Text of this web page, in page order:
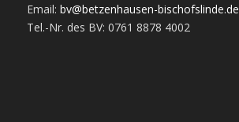
Email: bv@betzenhausen-bischofslinde.de
Tel.-Nr. des BV: 0761 8878 4002